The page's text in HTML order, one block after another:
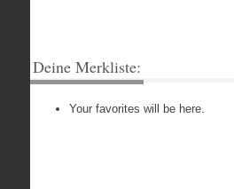
Deine Merkliste:
Your favorites will be here.